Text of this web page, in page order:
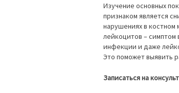
Изучение основных
признаком является
нарушениях в костном
лейкоцитов – симптом
инфекции и даже
Это поможет выявить
Записаться на